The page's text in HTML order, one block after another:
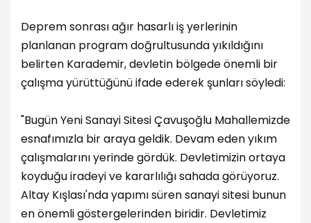
Deprem sonrası ağır hasarlı iş yerlerinin
planlanan program doğrultusunda yıkıldığını
belirten Karademir, devletin bölgede önemli bir
çalışma yürüttüğünü ifade ederek şunları söyledi:
"Bugün Yeni Sanayi Sitesi Çavuşoğlu Mahallemizde
esnafımızla bir araya geldik. Devam eden yıkım
çalışmalarını yerinde gördük. Devletimizin ortaya
koyduğu iradeyi ve kararlılığı sahada görüyoruz.
Altay Kışlası'nda yapımı süren sanayi sitesi bunun
en önemli göstergelerinden biridir. Devletimiz